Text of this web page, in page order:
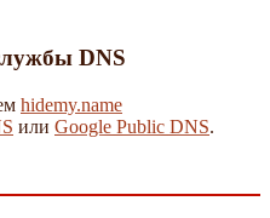
DNS
hidemy.name
или Google Public DNS.